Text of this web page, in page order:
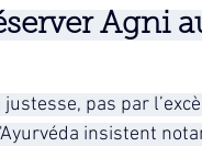
Agni
pas par
insistent